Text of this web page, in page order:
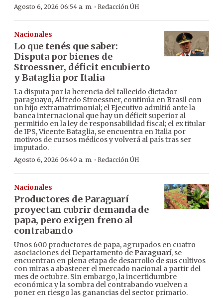
Agosto 6, 2026 06:54 a. m. · Redacción ÚH
Nacionales
Lo que tenés que saber:
Disputa por bienes de
Stroessner, déficit encubierto
y Bataglia por Italia
La disputa por la herencia del fallecido dictador
paraguayo, Alfredo Stroessner, continúa en Brasil con
un hijo extramatrimonial; el Ejecutivo admitió ante la
banca internacional que hay un déficit superior al
permitido en la ley de responsabilidad fiscal; el ex titular
de IPS, Vicente Bataglia, se encuentra en Italia por
motivos de cursos médicos y volverá al país tras ser
imputado.
Agosto 6, 2026 06:40 a. m. · Redacción ÚH
Nacionales
Productores de Paraguarí
proyectan cubrir demanda de
papa, pero exigen freno al
contrabando
Unos 600 productores de papa, agrupados en cuatro
asociaciones del Departamento de Paraguarí, se
encuentran en plena etapa de desarrollo de sus cultivos
con miras a abastecer el mercado nacional a partir del
mes de octubre. Sin embargo, la incertidumbre
económica y la sombra del contrabando vuelven a
poner en riesgo las ganancias del sector primario.